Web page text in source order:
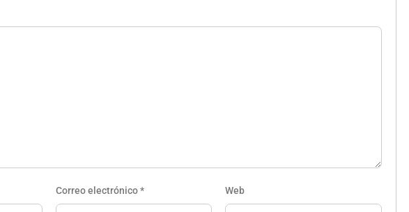
Correo electrónico* Web